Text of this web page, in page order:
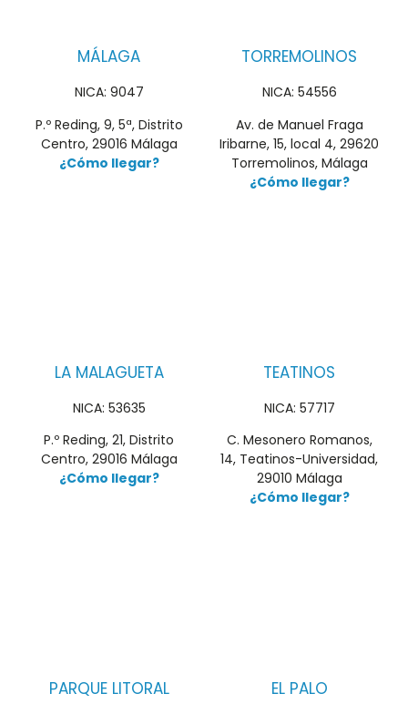
MÁLAGA
NICA: 9047
P.º Reding, 9, 5ª, Distrito
Centro, 29016 Málaga
¿Cómo llegar?
TORREMOLINOS
NICA: 54556
Av. de Manuel Fraga
Iribarne, 15, local 4, 29620
Torremolinos, Málaga
¿Cómo llegar?
LA MALAGUETA
NICA: 53635
P.º Reding, 21, Distrito
Centro, 29016 Málaga
¿Cómo llegar?
TEATINOS
NICA: 57717
C. Mesonero Romanos,
14, Teatinos-Universidad,
29010 Málaga
¿Cómo llegar?
PARQUE LITORAL EL PALO